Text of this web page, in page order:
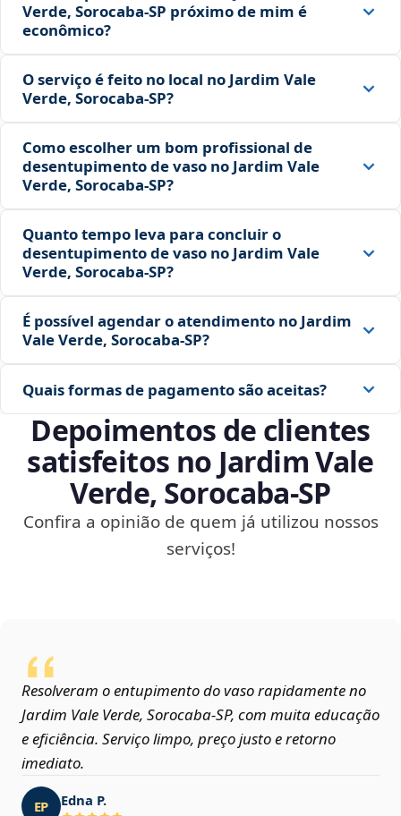
Verde, Sorocaba‑SP próximo de mim é
econômico?
O serviço é feito no local no Jardim Vale
Verde, Sorocaba‑SP?
Como escolher um bom profissional de
desentupimento de vaso no Jardim Vale
Verde, Sorocaba‑SP?
Quanto tempo leva para concluir o
desentupimento de vaso no Jardim Vale
Verde, Sorocaba‑SP?
É possível agendar o atendimento no Jardim
Vale Verde, Sorocaba‑SP?
Quais formas de pagamento são aceitas?
Depoimentos de clientes
satisfeitos no Jardim Vale
Verde, Sorocaba‑SP
Confira a opinião de quem já utilizou nossos
serviços!
Resolveram o entupimento do vaso rapidamente no
Jardim Vale Verde, Sorocaba‑SP, com muita educação
e eficiência. Serviço limpo, preço justo e retorno
imediato.
EP Edna P.